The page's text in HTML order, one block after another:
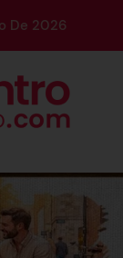
De 2026